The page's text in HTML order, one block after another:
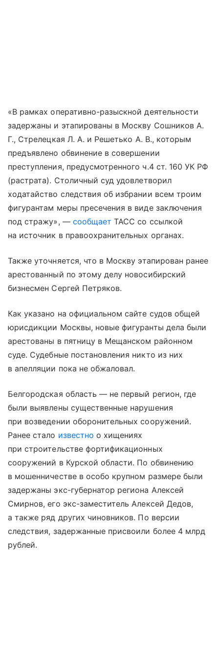
«В рамках оперативно-разыскной деятельности
задержаны и этапированы в Москву Сошников А.
Г., Стрелецкая Л. А. и Решетько А. В., которым
предъявлено обвинение в совершении
преступления, предусмотренного ч.4 ст. 160 УК РФ
(растрата). Столичный суд удовлетворил
ходатайство следствия об избрании всем троим
фигурантам меры пресечения в виде заключения
под стражу», —сообщает ТАСС со ссылкой
на источник в правоохранительных органах.
Также уточняется, что в Москву этапирован ранее
арестованный по этому делу новосибирский
бизнесмен Сергей Петряков.
Как указано на официальном сайте судов общей
юрисдикции Москвы, новые фигуранты дела были
арестованы в пятницу в Мещанском районном
суде. Судебные постановления никто из них
в апелляции пока не обжаловал.
Белгородская область — не первый регион, где
были выявлены существенные нарушения
при возведении оборонительных сооружений.
Ранее стало известно о хищениях
при строительстве фортификационных
сооружений в Курской области. По обвинению
в мошенничестве в особо крупном размере были
задержаны экс-губернатор региона Алексей
Смирнов, его экс-заместитель Алексей Дедов,
а также ряд других чиновников. По версии
следствия, задержанные присвоили более 4 млрд
рублей.